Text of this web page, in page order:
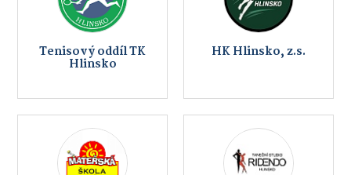
Tenisový oddíl TK
Hlinsko
HK Hlinsko, z.s.